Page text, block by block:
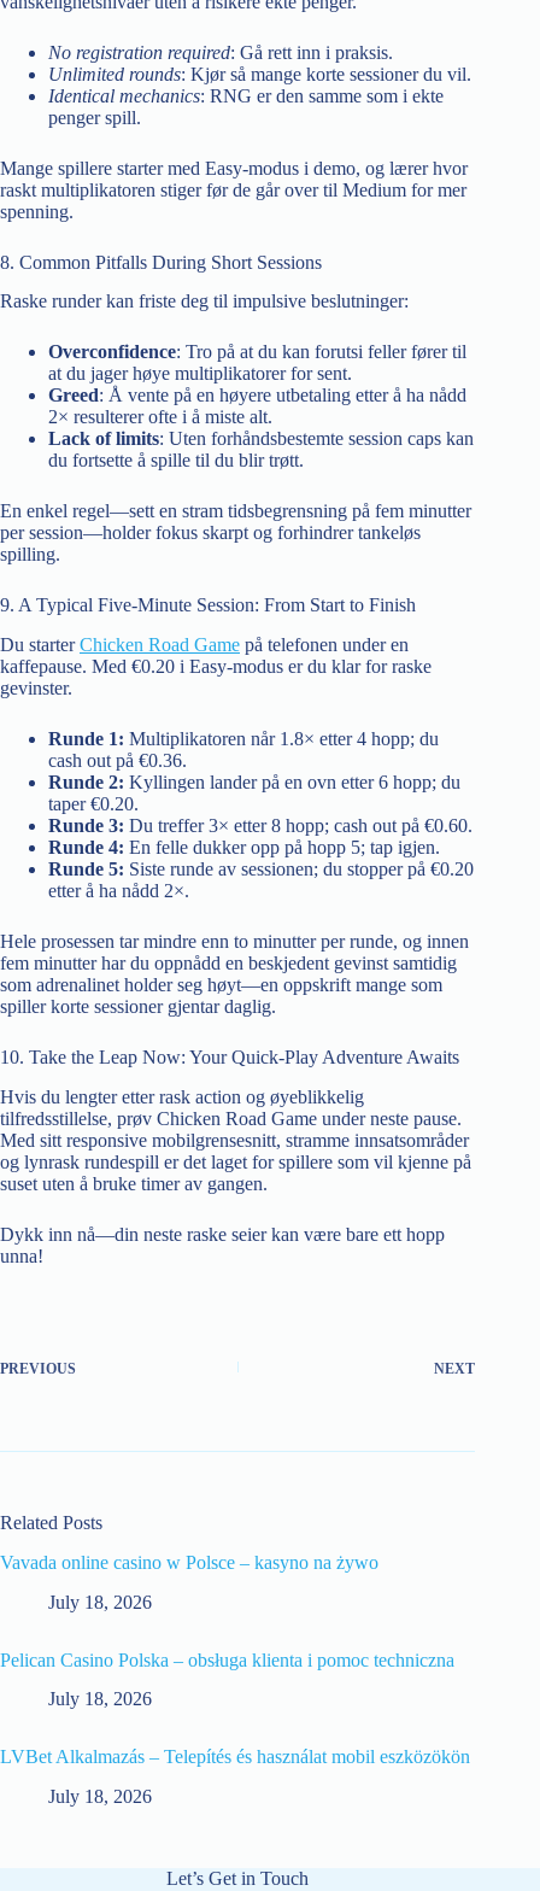
No registration required: Gå rett inn i praksis.
Unlimited rounds: Kjør så mange korte sessioner du vil.
Identical mechanics: RNG er den samme som i ekte
penger spill.
Mange spillere starter med Easy-modus i demo, og lærer hvor
raskt multiplikatoren stiger før de går over til Medium for mer
spenning.
8. Common Pitfalls During Short Sessions
Raske runder kan friste deg til impulsive beslutninger:
Overconfidence: Tro på at du kan forutsi feller fører til
at du jager høye multiplikatorer for sent.
Greed: Å vente på en høyere utbetaling etter å ha nådd
2× resulterer ofte i å miste alt.
Lack of limits: Uten forhåndsbestemte session caps kan
du fortsette å spille til du blir trøtt.
En enkel regel—sett en stram tidsbegrensning på fem minutter
per session—holder fokus skarpt og forhindrer tankeløs
spilling.
9. A Typical Five‑Minute Session: From Start to Finish
Du starterChicken Road Game på telefonen under en
kaffepause. Med €0.20 i Easy-modus er du klar for raske
gevinster.
Runde 1: Multiplikatoren når 1.8× etter 4 hopp; du
cash out på €0.36.
Runde 2: Kyllingen lander på en ovn etter 6 hopp; du
taper €0.20.
Runde 3: Du treffer 3× etter 8 hopp; cash out på €0.60.
Runde 4: En felle dukker opp på hopp 5; tap igjen.
Runde 5: Siste runde av sessionen; du stopper på €0.20
etter å ha nådd 2×.
Hele prosessen tar mindre enn to minutter per runde, og innen
fem minutter har du oppnådd en beskjedent gevinst samtidig
som adrenalinet holder seg høyt—en oppskrift mange som
spiller korte sessioner gjentar daglig.
10. Take the Leap Now: Your Quick‑Play Adventure Awaits
Hvis du lengter etter rask action og øyeblikkelig
tilfredsstillelse, prøv Chicken Road Game under neste pause.
Med sitt responsive mobilgrensesnitt, stramme innsatsområder
og lynrask rundespill er det laget for spillere som vil kjenne på
suset uten å bruke timer av gangen.
Dykk inn nå—din neste raske seier kan være bare ett hopp
unna!
PREVIOUS NEXT
Related Posts
Vavada online casino w Polsce – kasyno na żywo
July 18, 2026
Pelican Casino Polska – obsługa klienta i pomoc techniczna
July 18, 2026
LVBet Alkalmazás – Telepítés és használat mobil eszközökön
July 18, 2026
Let’s Get in Touch